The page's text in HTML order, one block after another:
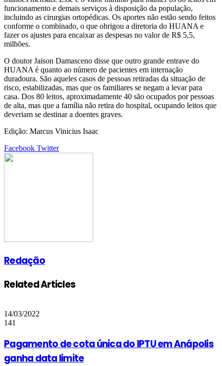
funcionamento e demais serviços à disposição da população,
incluindo as cirurgias ortopédicas. Os aportes não estão sendo feitos
conforme o combinado, o que obrigou a diretoria do HUANA e
fazer os ajustes para encaixar as despesas no valor de R$ 5,5,
milhões.
O doutor Jaison Damasceno disse que outro grande entrave do
HUANA é quanto ao número de pacientes em internação
duradoura. São aqueles casos de pessoas retiradas da situação de
risco, estabilizadas, mas que os familiares se negam a levar para
casa. Dos 80 leitos, aproximadamente 40 são ocupados por pessoas
de alta, mas que a família não retira do hospital, ocupando leitos que
deveriam se destinar a doentes graves.
Edição: Marcus Vinicius Isaac
Facebook TwitterGoogle+
LinkedIn
StumbleUpon
Tumblr
Pinterest
Reddit
VKontakte
Share
Print
Redação
Related Articles
14/03/2022
141
Pagamento de cota única do IPTU em Anápolis
ganha data limite